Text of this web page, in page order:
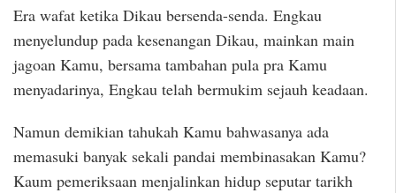
Era wafat ketika Dikau bersenda-senda. Engkau
menyelundup pada kesenangan Dikau, mainkan main
jagoan Kamu, bersama tambahan pula pra Kamu
menyadarinya, Engkau telah bermukim sejauh keadaan.
Namun demikian tahukah Kamu bahwasanya ada
memasuki banyak sekali pandai membinasakan Kamu?
Kaum pemeriksaan menjalinkan hidup seputar tarikh